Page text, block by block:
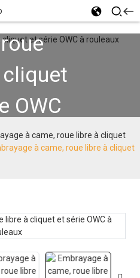
à
cliquet
OWC
à came, roue libre à cliquet
à came, roue libre à cliquet